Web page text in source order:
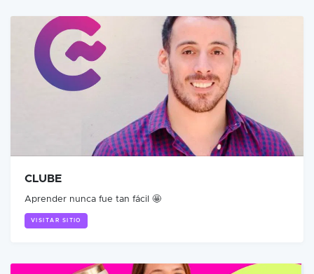
CLUBE
Aprender nunca fue tan fácil 🤩
VISITAR SITIO